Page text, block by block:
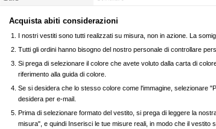
Acquista abiti considerazioni
I nostri vestiti sono tutti realizzati su misura, non in azione. La
Tutti gli ordini hanno bisogno del nostro personale di controllare
Si prega di selezionare il colore che avete voluto dalla carta di
riferimento alla guida di colore.
Se si desidera che lo stesso colore come l'immagine, selezionare
desidera per e-mail.
Prima di selezionare formato del vestito, si prega di leggere la
misura", e quindi Inserisci le tue misure reali, in modo che il vestito